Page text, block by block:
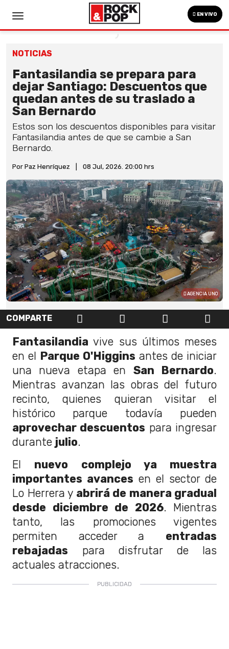
EN VIVO
NOTICIAS
Fantasilandia se prepara para
dejar Santiago: Descuentos que
quedan antes de su traslado a
San Bernardo
Estos son los descuentos disponibles para visitar
Fantasilandia antes de que se cambie a San
Bernardo.
Por Paz Henríquez 08 Jul, 2026. 20:00 hrs
AGENCIA UNO
COMPARTE
Fantasilandia vive sus últimos meses
en el Parque O'Higgins antes de iniciar
una nueva etapa en San Bernardo.
Mientras avanzan las obras del futuro
recinto, quienes quieran visitar el
histórico parque todavía pueden
aprovechar descuentos para ingresar
durante julio.
El nuevo complejo ya muestra
importantes avances en el sector de
Lo Herrera y abrirá de manera gradual
desde diciembre de 2026. Mientras
tanto, las promociones vigentes
permiten acceder a entradas
rebajadas para disfrutar de las
actuales atracciones.